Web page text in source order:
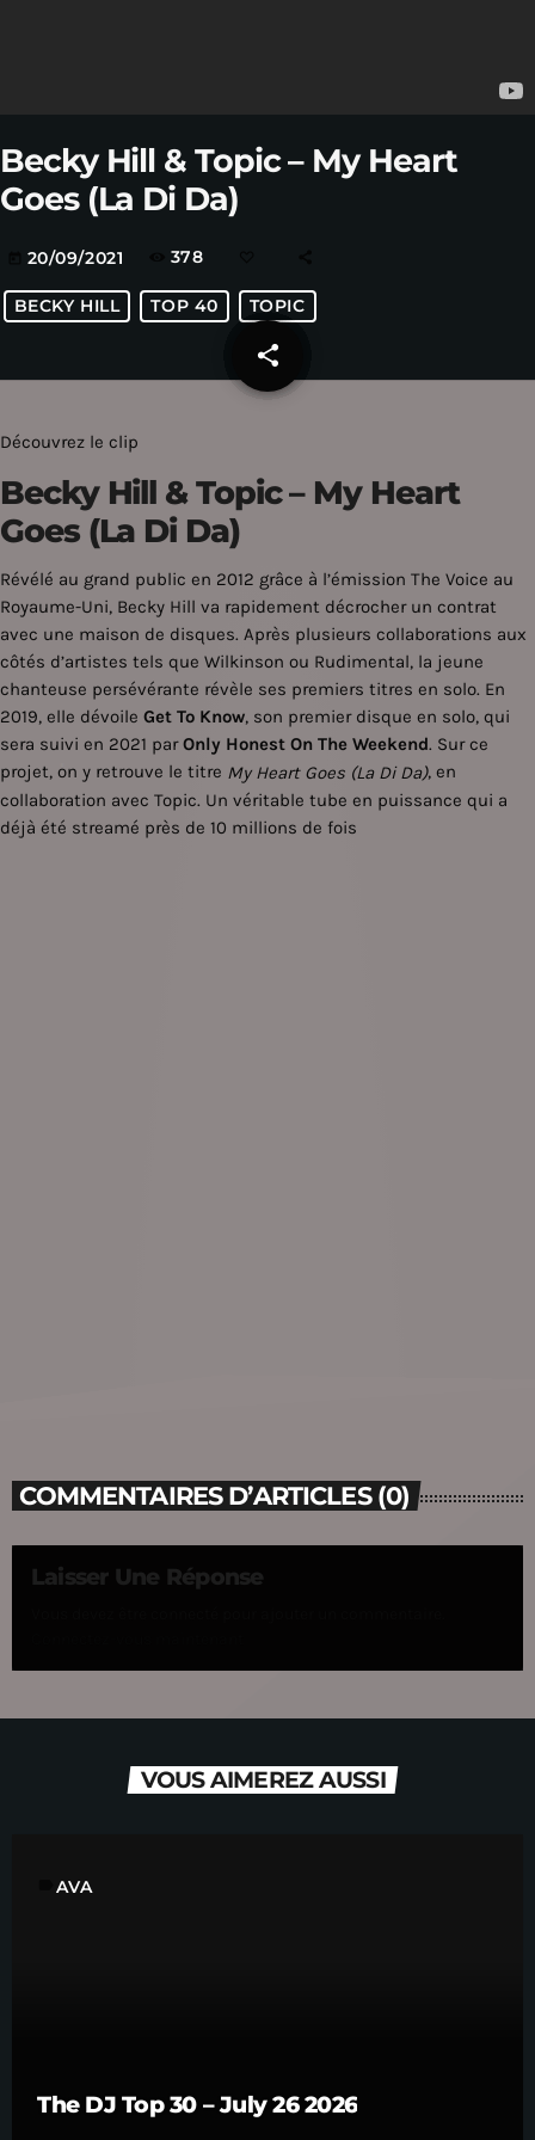
Becky Hill & Topic – My Heart
Goes (La Di Da)
20/09/2021 378
BECKY HILL TOP 40 TOPIC
share
email
Découvrez le clip
Becky Hill & Topic – My Heart
Goes (La Di Da)
Révélé au grand public en 2012 grâce à l’émission The Voice au
Royaume-Uni, Becky Hill va rapidement décrocher un contrat
avec une maison de disques. Après plusieurs collaborations aux
côtés d’artistes tels que Wilkinson ou Rudimental, la jeune
chanteuse persévérante révèle ses premiers titres en solo. En
2019, elle dévoile Get To Know, son premier disque en solo, qui
sera suivi en 2021 parOnly Honest On The Weekend. Sur ce
projet, on y retrouve le titre My Heart Goes (La Di Da), en
collaboration avec Topic. Un véritable tube en puissance qui a
déjà été streamé près de 10 millions de fois
COMMENTAIRES D’ARTICLES (0)
Laisser Une Réponse
VOUS AIMEREZ AUSSI
AVA
The DJ Top 30 – July 26 2026